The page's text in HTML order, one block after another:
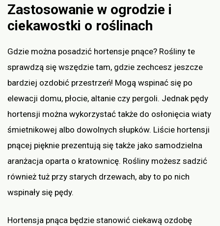
Zastosowanie w ogrodzie i
ciekawostki o roślinach
Gdzie można posadzić hortensje pnące? Rośliny te
sprawdzą się wszędzie tam, gdzie zechcesz jeszcze
bardziej ozdobić przestrzeń! Mogą wspinać się po
elewacji domu, płocie, altanie czy pergoli. Jednak pędy
hortensji można wykorzystać także do osłonięcia wiaty
śmietnikowej albo dowolnych słupków. Liście hortensji
pnącej pięknie prezentują się także jako samodzielna
aranżacja oparta o kratownicę. Rośliny możesz sadzić
również tuż przy starych drzewach, aby to po nich
wspinały się pędy.
Hortensja pnąca będzie stanowić ciekawą ozdobę